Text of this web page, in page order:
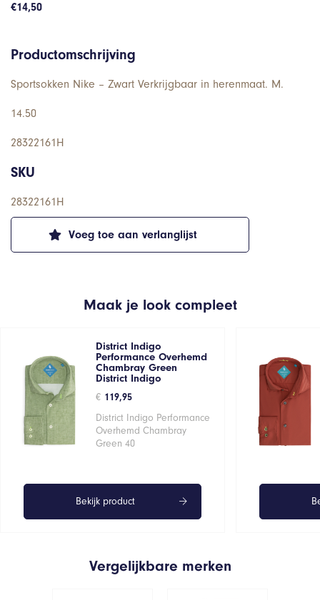
€14,50
Voeg toe aan verlanglijst
Productomschrijving
Sportsokken Nike – Zwart Verkrijgbaar in herenmaat. M.
14.50
28322161H
SKU
28322161H
Maak je look compleet
District Indigo
Performance Overhemd
Chambray Green
District Indigo
€ 119,95
District Indigo Performance
Overhemd Chambray
Green 40
Bekijk product
Vergelijkbare merken